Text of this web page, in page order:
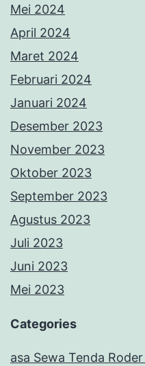
Mei 2024
April 2024
Maret 2024
Februari 2024
Januari 2024
Desember 2023
November 2023
Oktober 2023
September 2023
Agustus 2023
Juli 2023
Juni 2023
Mei 2023
Categories
asa Sewa Tenda